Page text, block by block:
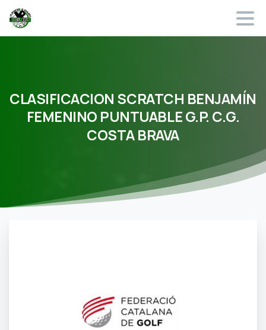
CLASIFICACION SCRATCH BENJAMÍN
FEMENINO PUNTUABLEG.P. C.G.
COSTABRAVA